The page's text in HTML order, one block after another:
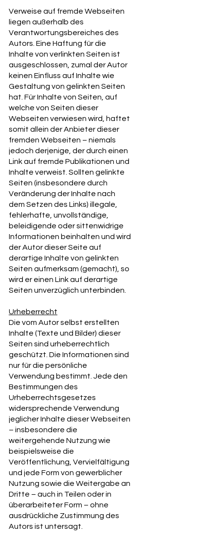
Verweise auf fremde Webseiten
liegen außerhalb des
Verantwortungsbereiches des
Autors. Eine Haftung für die
Inhalte von verlinkten Seiten ist
ausgeschlossen, zumal der Autor
keinen Einfluss auf Inhalte wie
Gestaltung von gelinkten Seiten
hat. Für Inhalte von Seiten, auf
welche von Seiten dieser
Webseiten verwiesen wird, haftet
somit allein der Anbieter dieser
fremden Webseiten – niemals
jedoch derjenige, der durch einen
Link auf fremde Publikationen und
Inhalte verweist. Sollten gelinkte
Seiten (insbesondere durch
Veränderung der Inhalte nach
dem Setzen des Links) illegale,
fehlerhafte, unvollständige,
beleidigende oder sittenwidrige
Informationen beinhalten und wird
der Autor dieser Seite auf
derartige Inhalte von gelinkten
Seiten aufmerksam (gemacht), so
wird er einen Link auf derartige
Seiten unverzüglich unterbinden.
Urheberrecht
Die vom Autor selbst erstellten
Inhalte (Texte und Bilder) dieser
Seiten sind urheberrechtlich
geschützt. Die Informationen sind
nur für die persönliche
Verwendung bestimmt. Jede den
Bestimmungen des
Urheberrechtsgesetzes
widersprechende Verwendung
jeglicher Inhalte dieser Webseiten
– insbesondere die
weitergehende Nutzung wie
beispielsweise die
Veröffentlichung, Vervielfältigung
und jede Form von gewerblicher
Nutzung sowie die Weitergabe an
Dritte – auch in Teilen oder in
überarbeiteter Form – ohne
ausdrückliche Zustimmung des
Autors ist untersagt.